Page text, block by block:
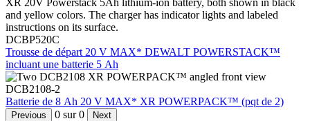
DCBP520C
Trousse de départ 20 V MAX* DEWALT POWERSTACK™
incluant une batterie 5 Ah
DCB2108-2
Batterie de 8 Ah 20 V MAX* XR POWERPACK™ (pqt de 2)
Previous 0 sur0 Next